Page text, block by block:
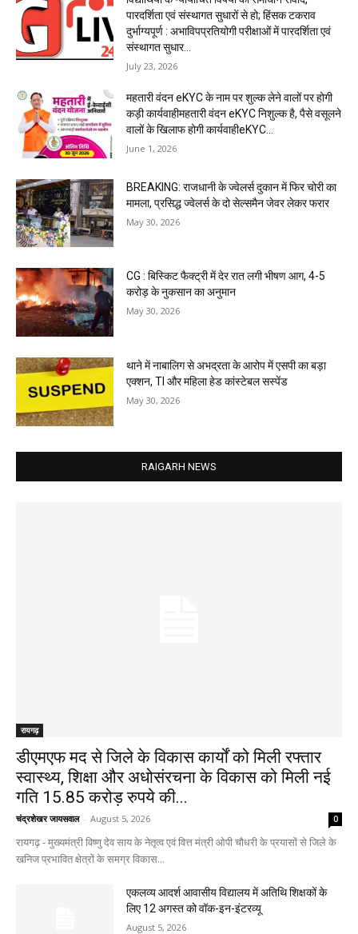
पारदर्शिता एवं संस्थागत सुधारों से हो; हिंसक टकराव
दुर्भाग्यपूर्ण : अभाविपप्रतियोगी परीक्षाओं में पारदर्शिता एवं
संस्थागत सुधार...
July 23, 2026
महतारी वंदन eKYC के नाम पर शुल्क लेने वालों पर होगी
कड़ी कार्यवाहीमहतारी वंदन eKYC निशुल्क है, पैसे वसूलने
वालों के खिलाफ होगी कार्यवाहीeKYC...
June 1, 2026
BREAKING: राजधानी के ज्वेलर्स दुकान में फिर चोरी का
मामला, प्रसिद्ध ज्वेलर्स के दो सेल्समैन जेवर लेकर फरार
May 30, 2026
CG : बिस्किट फैक्ट्री में देर रात लगी भीषण आग, 4-5
करोड़ के नुकसान का अनुमान
May 30, 2026
थाने में नाबालिग से अभद्रता के आरोप में एसपी का बड़ा
एक्शन, TI और महिला हेड कांस्टेबल सस्पेंड
May 30, 2026
RAIGARH NEWS
रायगढ़
डीएमएफ मद से जिले के विकास कार्यों को मिली रफ्तार
स्वास्थ्य, शिक्षा और अधोसंरचना के विकास को मिली नई
गति 15.85 करोड़ रुपये की...
चंद्रशेखर जायसवाल - August 5, 2026 0
रायगढ़ - मुख्यमंत्री विष्णु देव साय के नेतृत्व एवं वित्त मंत्री ओपी चौधरी के प्रयासों से जिले के
खनिज प्रभावित क्षेत्रों के समग्र विकास...
एकलव्य आदर्श आवासीय विद्यालय में अतिथि शिक्षकों के
लिए 12 अगस्त को वॉक-इन-इंटरव्यू
August 5, 2026